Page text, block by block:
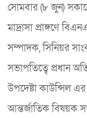
সোমবার (৮ জুন)
মাদ্রাসা প্রাঙ্গণে
সম্পাদক, সিনিয়র
সভাপতিত্বে প্রধান
উপদেষ্টা কাউন্সিল
আন্তর্জাতিক বিষয়ক